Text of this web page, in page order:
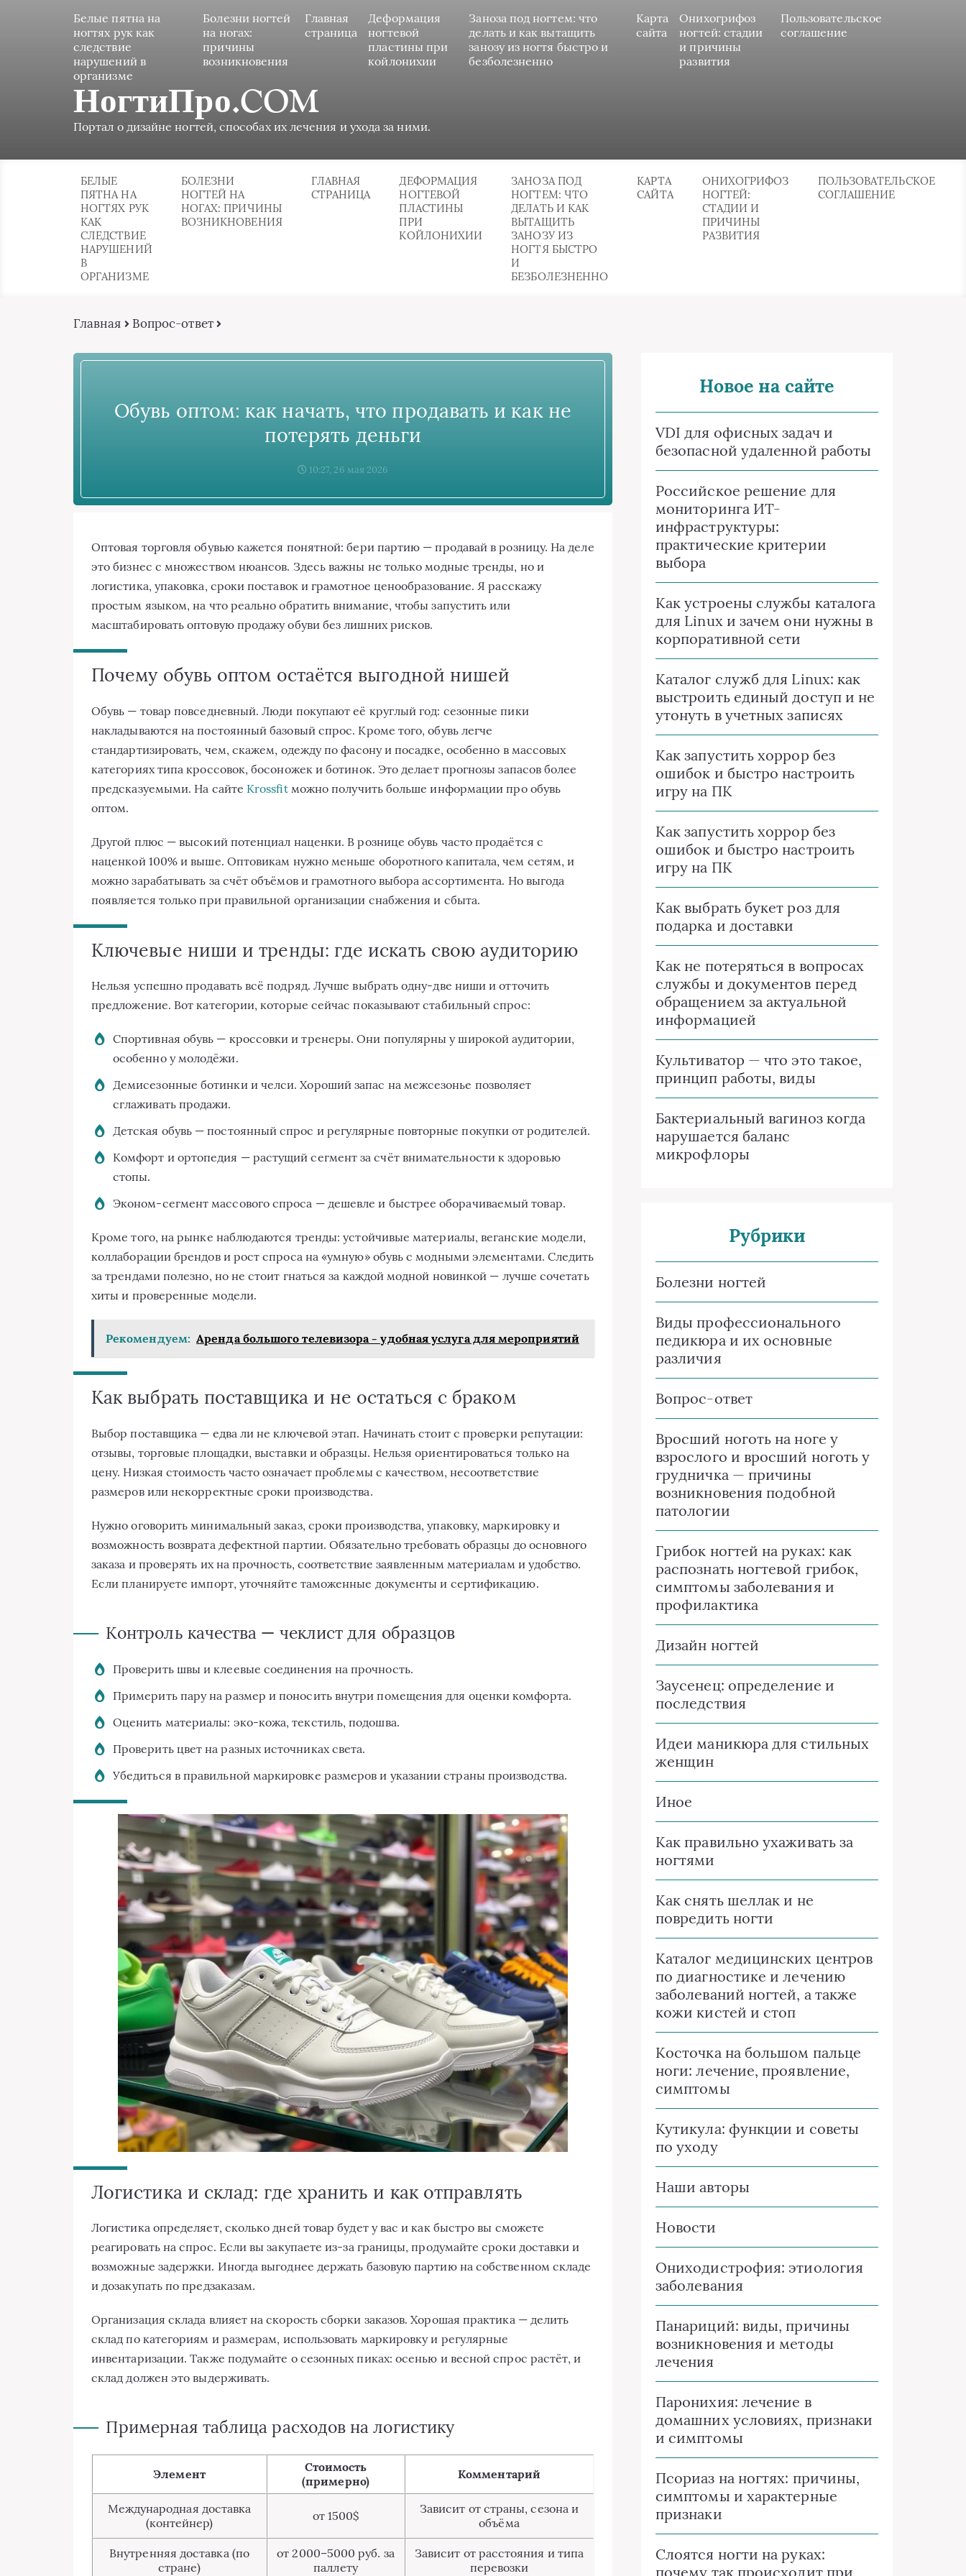
Белые пятна на
ногтях рук как
следствие
нарушений в
организме
Болезни ногтей
на ногах:
причины
возникновения
Главная
страница
Деформация
ногтевой
пластины при
койлонихии
Заноза под ногтем: что
делать и как вытащить
занозу из ногтя быстро и
безболезненно
Карта
сайта
Онихогрифоз
ногтей: стадии
и причины
развития
Пользовательское
соглашение
НогтиПро.COM
Портал о дизайне ногтей, способах их лечения и ухода за ними.
БЕЛЫЕ
ПЯТНА НА
НОГТЯХ РУК
КАК
СЛЕДСТВИЕ
НАРУШЕНИЙ
В
ОРГАНИЗМЕ
БОЛЕЗНИ
НОГТЕЙ НА
НОГАХ: ПРИЧИНЫ
ВОЗНИКНОВЕНИЯ
ГЛАВНАЯ
СТРАНИЦА
ДЕФОРМАЦИЯ
НОГТЕВОЙ
ПЛАСТИНЫ
ПРИ
КОЙЛОНИХИИ
ЗАНОЗА ПОД
НОГТЕМ: ЧТО
ДЕЛАТЬ И КАК
ВЫТАЩИТЬ
ЗАНОЗУ ИЗ
НОГТЯ БЫСТРО
И
БЕЗБОЛЕЗНЕННО
КАРТА
САЙТА
ОНИХОГРИФОЗ
НОГТЕЙ:
СТАДИИ И
ПРИЧИНЫ
РАЗВИТИЯ
ПОЛЬЗОВАТЕЛЬСКОЕ
СОГЛАШЕНИЕ
Главная Вопрос-ответ
Обувь оптом: как начать, что продавать и как не
потерять деньги
10:27, 26 мая 2026
Оптовая торговля обувью кажется понятной: бери партию — продавай в розницу. На деле
это бизнес с множеством нюансов. Здесь важны не только модные тренды, но и
логистика, упаковка, сроки поставок и грамотное ценообразование. Я расскажу
простым языком, на что реально обратить внимание, чтобы запустить или
масштабировать оптовую продажу обуви без лишних рисков.
Почему обувь оптом остаётся выгодной нишей
Обувь — товар повседневный. Люди покупают её круглый год: сезонные пики
накладываются на постоянный базовый спрос. Кроме того, обувь легче
стандартизировать, чем, скажем, одежду по фасону и посадке, особенно в массовых
категориях типа кроссовок, босоножек и ботинок. Это делает прогнозы запасов более
предсказуемыми. На сайте Krossfitможно получить больше информации про обувь
оптом.
Другой плюс — высокий потенциал наценки. В рознице обувь часто продаётся с
наценкой 100% и выше. Оптовикам нужно меньше оборотного капитала, чем сетям, и
можно зарабатывать за счёт объёмов и грамотного выбора ассортимента. Но выгода
появляется только при правильной организации снабжения и сбыта.
Ключевые ниши и тренды: где искать свою аудиторию
Нельзя успешно продавать всё подряд. Лучше выбрать одну-две ниши и отточить
предложение. Вот категории, которые сейчас показывают стабильный спрос:
Спортивная обувь — кроссовки и тренеры. Они популярны у широкой аудитории,
особенно у молодёжи.
Демисезонные ботинки и челси. Хороший запас на межсезонье позволяет
сглаживать продажи.
Детская обувь — постоянный спрос и регулярные повторные покупки от родителей.
Комфорт и ортопедия — растущий сегмент за счёт внимательности к здоровью
стопы.
Эконом-сегмент массового спроса — дешевле и быстрее оборачиваемый товар.
Кроме того, на рынке наблюдаются тренды: устойчивые материалы, веганские модели,
коллаборации брендов и рост спроса на «умную» обувь с модными элементами. Следить
за трендами полезно, но не стоит гнаться за каждой модной новинкой — лучше сочетать
хиты и проверенные модели.
Рекомендуем: Аренда большого телевизора - удобная услуга для мероприятий
Как выбрать поставщика и не остаться с браком
Выбор поставщика — едва ли не ключевой этап. Начинать стоит с проверки репутации:
отзывы, торговые площадки, выставки и образцы. Нельзя ориентироваться только на
цену. Низкая стоимость часто означает проблемы с качеством, несоответствие
размеров или некорректные сроки производства.
Нужно оговорить минимальный заказ, сроки производства, упаковку, маркировку и
возможность возврата дефектной партии. Обязательно требовать образцы до основного
заказа и проверять их на прочность, соответствие заявленным материалам и удобство.
Если планируете импорт, уточняйте таможенные документы и сертификацию.
Контроль качества — чеклист для образцов
Проверить швы и клеевые соединения на прочность.
Примерить пару на размер и поносить внутри помещения для оценки комфорта.
Оценить материалы: эко-кожа, текстиль, подошва.
Проверить цвет на разных источниках света.
Убедиться в правильной маркировке размеров и указании страны производства.
Логистика и склад: где хранить и как отправлять
Логистика определяет, сколько дней товар будет у вас и как быстро вы сможете
реагировать на спрос. Если вы закупаете из-за границы, продумайте сроки доставки и
возможные задержки. Иногда выгоднее держать базовую партию на собственном складе
и дозакупать по предзаказам.
Организация склада влияет на скорость сборки заказов. Хорошая практика — делить
склад по категориям и размерам, использовать маркировку и регулярные
инвентаризации. Также подумайте о сезонных пиках: осенью и весной спрос растёт, и
склад должен это выдерживать.
Примерная таблица расходов на логистику
Элемент
Стоимость
(примерно)
Комментарий
Международная доставка
(контейнер)
от 1500$
Зависит от страны, сезона и
объёма
Внутренняя доставка (по
стране)
от 2000–5000 руб. за
паллету
Зависит от расстояния и типа
перевозки
Новое на сайте
VDI для офисных задач и
безопасной удаленной работы
Российское решение для
мониторинга ИТ-
инфраструктуры:
практические критерии
выбора
Как устроены службы каталога
для Linux и зачем они нужны в
корпоративной сети
Каталог служб для Linux: как
выстроить единый доступ и не
утонуть в учетных записях
Как запустить хоррор без
ошибок и быстро настроить
игру на ПК
Как запустить хоррор без
ошибок и быстро настроить
игру на ПК
Как выбрать букет роз для
подарка и доставки
Как не потеряться в вопросах
службы и документов перед
обращением за актуальной
информацией
Культиватор — что это такое,
принцип работы, виды
Бактериальный вагиноз когда
нарушается баланс
микрофлоры
Рубрики
Болезни ногтей
Виды профессионального
педикюра и их основные
различия
Вопрос-ответ
Вросший ноготь на ноге у
взрослого и вросший ноготь у
грудничка — причины
возникновения подобной
патологии
Грибок ногтей на руках: как
распознать ногтевой грибок,
симптомы заболевания и
профилактика
Дизайн ногтей
Заусенец: определение и
последствия
Идеи маникюра для стильных
женщин
Иное
Как правильно ухаживать за
ногтями
Как снять шеллак и не
повредить ногти
Каталог медицинских центров
по диагностике и лечению
заболеваний ногтей, а также
кожи кистей и стоп
Косточка на большом пальце
ноги: лечение, проявление,
симптомы
Кутикула: функции и советы
по уходу
Наши авторы
Новости
Ониходистрофия: этиология
заболевания
Панариций: виды, причины
возникновения и методы
лечения
Паронихия: лечение в
домашних условиях, признаки
и симптомы
Псориаз на ногтях: причины,
симптомы и характерные
признаки
Слоятся ногти на руках:
почему так происходит при